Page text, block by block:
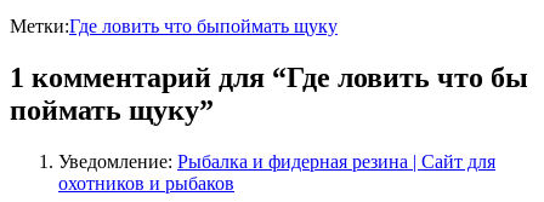
Метки:Где ловить что быпоймать щуку
1 комментарий для “Где ловить что бы
поймать щуку”
Уведомление: Рыбалка и фидерная резина | Сайт для
охотников и рыбаков